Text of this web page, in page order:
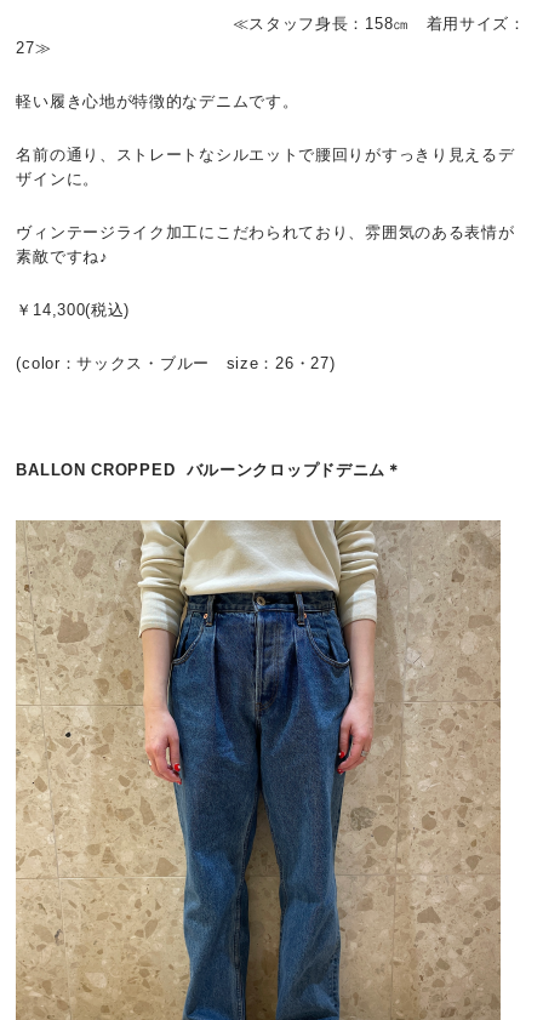
≪スタッフ身長：158㎝ 着用サイズ：
27≫
軽い履き心地が特徴的なデニムです。
名前の通り、ストレートなシルエットで腰回りがすっきり見えるデ
ザインに。
ヴィンテージライク加工にこだわられており、雰囲気のある表情が
素敵ですね♪
￥14,300(税込)
(color：サックス・ブルー size：26・27)
BALLON CROPPED バルーンクロップドデニム＊